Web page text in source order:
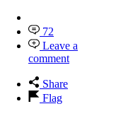
72
Leave a
comment
Share
Flag